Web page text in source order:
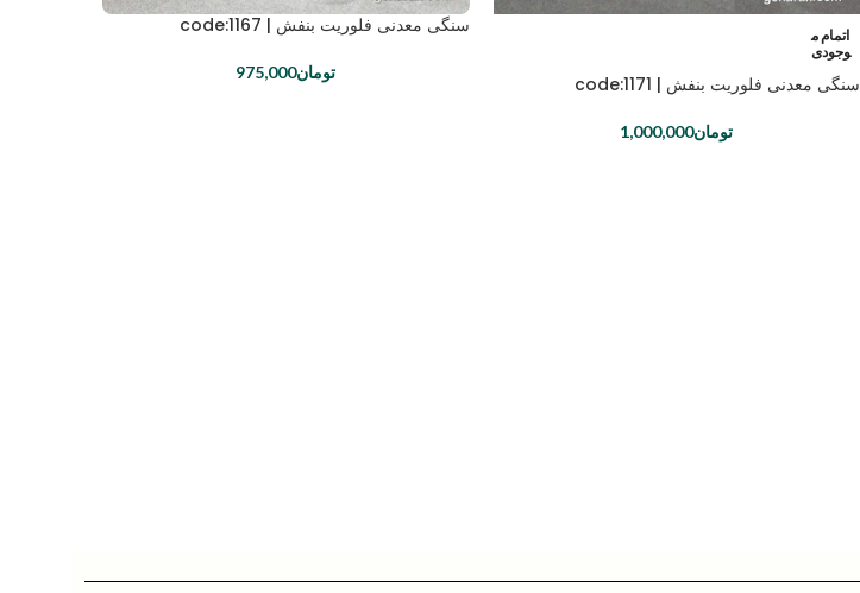
اتمام م
وجودی
سنگی معدنی فلوریت بنفش | code:1171
تومان1,000,000
سنگی معدنی فلوریت بنفش | code:1167
تومان975,000